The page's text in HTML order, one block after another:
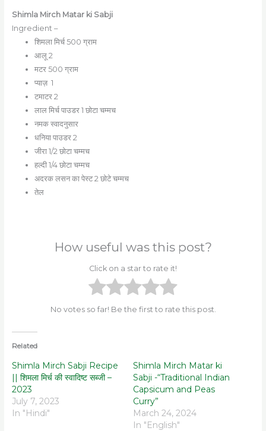
Shimla Mirch Matar ki Sabji
Ingredient –
शिमला मिर्च 500 ग्राम
आलू 2
मटर 500 ग्राम
प्याज़ 1
टमाटर 2
लाल मिर्च पाउडर 1 छोटा चम्मच
नमक स्वादनुसार
धनिया पाउडर 2
जीरा 1/2 छोटा चम्मच
हल्दी 1/4 छोटा चम्मच
अदरक लसन का पेस्ट 2 छोटे चम्मच
तेल
How useful was this post?
Click on a star to rate it!
No votes so far! Be the first to rate this post.
Related
Shimla Mirch Sabji Recipe
|| शिमला मिर्च की स्वादिष्ट सब्जी –
2023
July 7, 2023
In "Hindi"
Shimla Mirch Matar ki
Sabji -“Traditional Indian
Capsicum and Peas
Curry”
March 24, 2024
In "English"